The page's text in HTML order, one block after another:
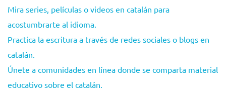
Mira series, películas o videos en catalán para
acostumbrarte al idioma.
Practica la escritura a través de redes sociales o blogs en
catalán.
Únete a comunidades en línea donde se comparta material
educativo sobre el catalán.